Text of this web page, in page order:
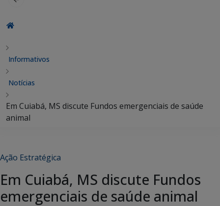
Informativos
Notícias
Em Cuiabá, MS discute Fundos emergenciais de saúde
animal
Ação Estratégica
Em Cuiabá, MS discute Fundos
emergenciais de saúde animal